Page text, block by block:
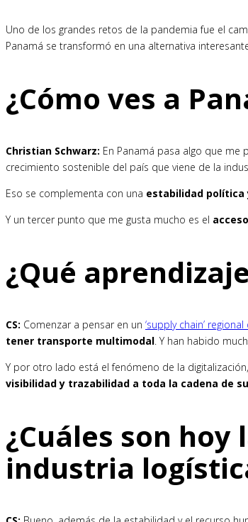
Uno de los grandes retos de la pandemia fue el
Panamá se transformó en una alternativa
¿Cómo ves a
Christian Schwarz: En Panamá pasa algo que me
crecimiento sostenible del país que viene de la
Eso se complementa con una estabilidad política
Y un tercer punto que me gusta mucho es el
¿Qué
CS: Comenzar a pensar en un ‘supply chain’
tener transporte multimodal. Y han habido
Y por otro lado está el fenómeno de la
visibilidad y trazabilidad a toda la cadena de
¿Cuáles son
industria